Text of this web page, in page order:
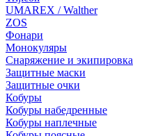
UMAREX / Walther
ZOS
Фонари
Монокуляры
Снаряжение и экипировка
Защитные маски
Защитные очки
Кобуры
Кобуры набедренные
Кобуры наплечные